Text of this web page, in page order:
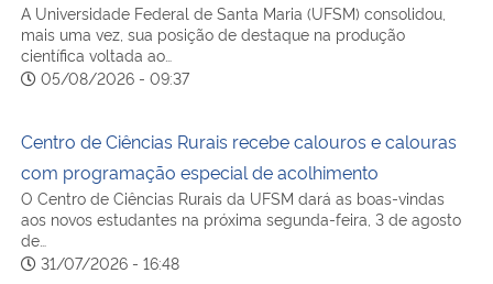
Ministério da Mulher, da Família e dos Direitos Humanos
Gabinete de Segurança Institucional
Advocacia-Geral da União
A Universidade Federal de Santa Maria (UFSM) consolidou,
mais uma vez, sua posição de destaque na produção
científica voltada ao…
05/08/2026 - 09:37
Centro de Ciências Rurais recebe calouros e calouras
com programação especial de acolhimento
O Centro de Ciências Rurais da UFSM dará as boas-vindas
aos novos estudantes na próxima segunda-feira, 3 de agosto
de…
31/07/2026 - 16:48